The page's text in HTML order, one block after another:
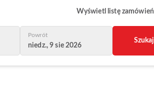
Wyświetl listę zamówień
Powrót
niedz., 9 sie 2026
Szukaj